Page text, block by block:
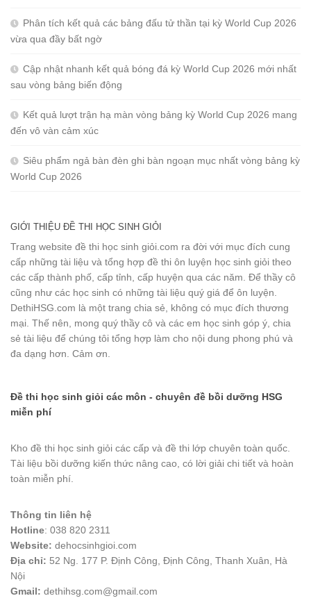
Phân tích kết quả các bảng đấu tử thần tại kỳ World Cup 2026
vừa qua đầy bất ngờ
Cập nhật nhanh kết quả bóng đá kỳ World Cup 2026 mới nhất
sau vòng bảng biến động
Kết quả lượt trận hạ màn vòng bảng kỳ World Cup 2026 mang
đến vô vàn cảm xúc
Siêu phẩm ngả bàn đèn ghi bàn ngoạn mục nhất vòng bảng kỳ
World Cup 2026
GIỚI THIỆU ĐỀ THI HỌC SINH GIỎI
Trang website đề thi học sinh giỏi.com ra đời với mục đích cung
cấp những tài liệu và tổng hợp đề thi ôn luyện học sinh giỏi theo
các cấp thành phố, cấp tỉnh, cấp huyện qua các năm. Để thầy cô
cũng như các học sinh có những tài liệu quý giá để ôn luyện.
DethiHSG.com là một trang chia sẻ, không có mục đích thương
mại. Thế nên, mong quý thầy cô và các em học sinh góp ý, chia
sẻ tài liệu để chúng tôi tổng hợp làm cho nội dung phong phú và
đa dạng hơn. Cảm ơn.
Đề thi học sinh giỏi các môn - chuyên đề bồi dưỡng HSG
miễn phí
Kho đề thi học sinh giỏi các cấp và đề thi lớp chuyên toàn quốc.
Tài liệu bồi dưỡng kiến thức nâng cao, có lời giải chi tiết và hoàn
toàn miễn phí.
Thông tin liên hệ
Hotline: 038 820 2311
Website: dehocsinhgioi.com
Địa chỉ: 52 Ng. 177 P. Định Công, Định Công, Thanh Xuân, Hà
Nội
Gmail: dethihsg.com@gmail.com